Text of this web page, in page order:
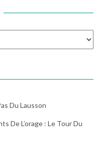
Du Lausson
De L’orage : Le Tour Du